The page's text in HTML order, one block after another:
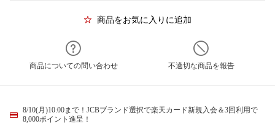
商品をお気に入りに追加
商品についての問い合わせ 不適切な商品を報告
8/10(月)10:00まで！JCBブランド選択で楽天カード新規入会＆3回利用で
8,000ポイント進呈！